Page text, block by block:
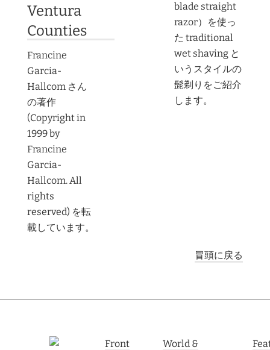
Ventura
Counties
Francine
Garcia-
Hallcom さん
の著作
(Copyright in
1999 by
Francine
Garcia-
Hallcom. All
rights
reserved) を転
載しています。
blade straight
razor）を使っ
た traditional
wet shaving と
いうスタイルの
髭剃りをご紹介
します。
冒頭に戻る
Front
World &